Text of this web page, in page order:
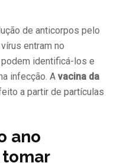
de anticorpos pelo
entram no
identificá-los e
infecção. A vacina da
a partir de partículas
ano
tomar